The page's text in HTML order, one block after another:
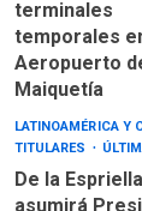
De la Espriella
asumirá
en ceremonia
fuera de
POLÍTICA
ONGs piden a